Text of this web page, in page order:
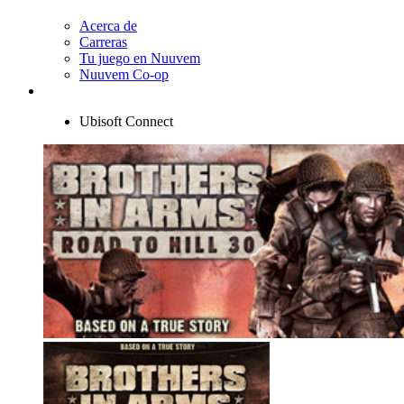
Acerca de
Carreras
Tu juego en Nuuvem
Nuuvem Co-op
Ubisoft Connect